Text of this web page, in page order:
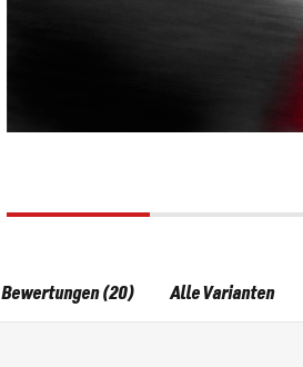
Bewertungen (20) Alle Varianten